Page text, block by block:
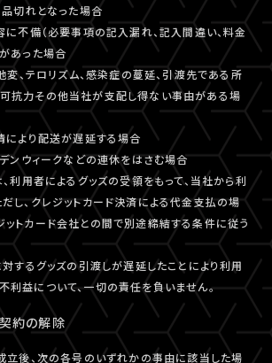
切れとなった場合
不備（必要事項の記入漏れ、記入間違い、料金
あった場合
変、テロリズム、感染症の蔓延、引渡先である所
抗力その他当社が支配し得ない事由がある場
より配送が遅延する場合
ンウィークなどの連休をはさむ場合
利用者によるグッズの受領をもって、当社から利
し、クレジットカード決済による代金支払の場
ットカード会社との間で別途締結する条件に従う
するグッズの引渡しが遅延したことにより利用
利益について、一切の責任を負いません。
約の解除
立後、次の各号のいずれかの事由に該当した場